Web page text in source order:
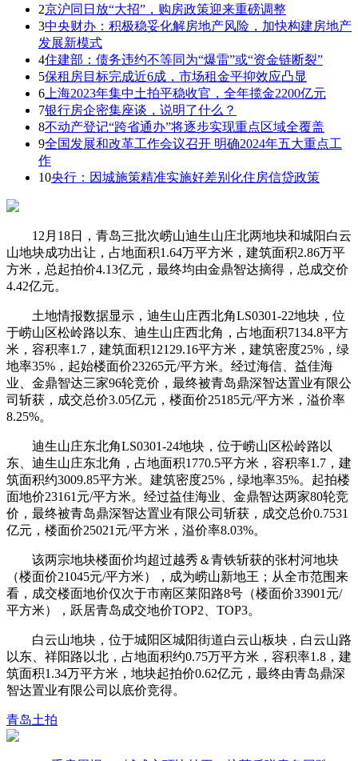
2京沪同日放“大招”，购房政策迎来重磅调整
3中央财办：积极稳妥化解房地产风险，加快构建房地产
发展新模式
4住建部：债务违约不等同为“爆雷”或“资金链断裂”
5保租房目标完成近6成，市场租金平抑效应凸显
6 上海2023年集中土拍平稳收官，全年揽金2200亿元
7银行房企密集座谈，说明了什么？
8不动产登记“跨省通办”将逐步实现重点区域全覆盖
9全国发展和改革工作会议召开 明确2024年五大重点工
作
10央行：因城施策精准实施好差别化住房信贷政策
12月18日，青岛三批次崂山迪生山庄北两地块和城阳白云
山地块成功出让，占地面积1.64万平方米，建筑面积2.86万平
方米，总起拍价4.13亿元，最终均由金鼎智达摘得，总成交价
4.42亿元。
土地情报数据显示，迪生山庄西北角LS0301-22地块，位
于崂山区松岭路以东、迪生山庄西北角，占地面积7134.8平方
米，容积率1.7，建筑面积12129.16平方米，建筑密度25%，绿
地率35%，起始楼面价23265元/平方米。经过海信、益佳海
业、金鼎智达三家96轮竞价，最终被青岛鼎深智达置业有限公
司斩获，成交总价3.05亿元，楼面价25185元/平方米，溢价率
8.25%。
迪生山庄东北角LS0301-24地块，位于崂山区松岭路以
东、迪生山庄东北角，占地面积1770.5平方米，容积率1.7，建
筑面积约3009.85平方米。建筑密度25%，绿地率35%。起拍楼
面地价23161元/平方米。经过益佳海业、金鼎智达两家80轮竞
价，最终被青岛鼎深智达置业有限公司斩获，成交总价0.7531
亿元，楼面价25021元/平方米，溢价率8.03%。
该两宗地块楼面价均超过越秀＆青铁斩获的张村河地块
（楼面价21045元/平方米），成为崂山新地王；从全市范围来
看，成交楼面地价仅次于市南区莱阳路8号（楼面价33901元/
平方米），跃居青岛成交地价TOP2、TOP3。
白云山地块，位于城阳区城阳街道白云山板块，白云山路
以东、祥阳路以北，占地面积约0.75万平方米，容积率1.8，建
筑面积1.34万平方米，地块起拍价0.62亿元，最终由青岛鼎深
智达置业有限公司以底价竞得。
青岛土拍